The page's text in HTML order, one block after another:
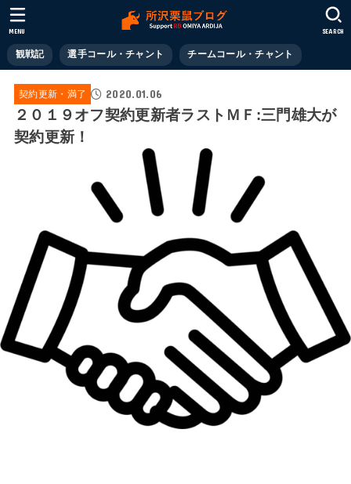
観戦記 選手コール・チャント チームコール・チャント
SEARCH
MENU
契約更新・満了 2020.01.06
２０１９オフ契約更新者ラストＭＦ:三門雄大が
契約更新！